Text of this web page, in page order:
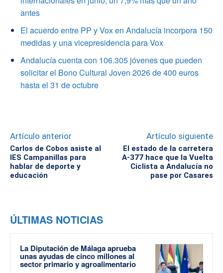
antes
El acuerdo entre PP y Vox en Andalucía incorpora 150
medidas y una vicepresidencia para Vox
Andalucía cuenta con 106.305 jóvenes que pueden
solicitar el Bono Cultural Joven 2026 de 400 euros
hasta el 31 de octubre
Artículo anterior
Carlos de Cobos asiste al
IES Campanillas para
hablar de deporte y
educación
Artículo siguiente
El estado de la carretera
A-377 hace que la Vuelta
Ciclista a Andalucía no
pase por Casares
ÚLTIMAS NOTICIAS
La Diputación de Málaga aprueba
unas ayudas de cinco millones al
sector primario y agroalimentario